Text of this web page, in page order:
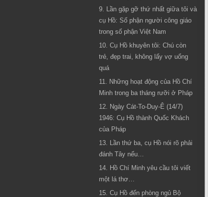
9. Lần gặp gỡ thứ nhất giữa tôi và
cụ Hồ: Số phận người công giáo
trong số phận Việt Nam
10. Cụ Hồ khuyên tôi: Chú còn
trẻ, đẹp trai, không lấy vợ uổng
quá
11. Những hoạt động của Hồ Chí
Minh trong ba tháng rưỡi ở Pháp
12. Ngày Cát-To-Duy-Ê (14/7)
1946: Cụ Hồ thành Quốc Khách
của Pháp
13. Lần thứ ba, cụ Hồ nói rõ phải
đánh Tây nếu…
14. Hồ Chí Minh yêu cầu tôi viết
một lá thơ…
15. Cụ Hồ đến phòng ngủ Bộ